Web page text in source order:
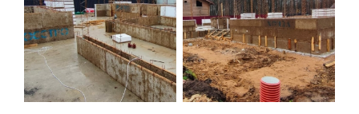
Проектный институт по жилищно‐гражданскому
строительству